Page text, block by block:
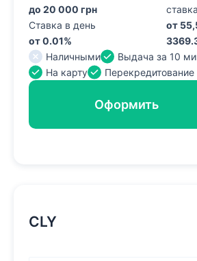
до 20 000 грн
Ставка в день
от 0.01%
ставка
от
Наличными
Выдача за 10
На карту
Перекредитование
Оформить
CLY